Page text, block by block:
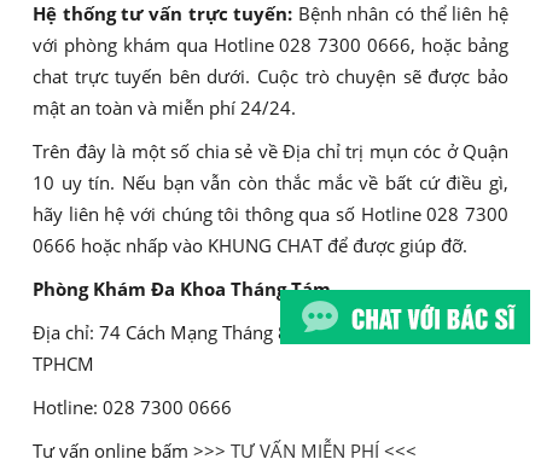
Hệ thống tư vấn trực tuyến: Bệnh nhân có thể liên hệ
với phòng khám qua Hotline 028 7300 0666, hoặc bảng
chat trực tuyến bên dưới. Cuộc trò chuyện sẽ được bảo
mật an toàn và miễn phí 24/24.
Trên đây là một số chia sẻ về Địa chỉ trị mụn cóc ở Quận
10 uy tín. Nếu bạn vẫn còn thắc mắc về bất cứ điều gì,
hãy liên hệ với chúng tôi thông qua số Hotline 028 7300
0666 hoặc nhấp vào KHUNG CHAT để được giúp đỡ.
Phòng Khám Đa Khoa Tháng Tám
Địa chỉ: 74 Cách Mạng Tháng 8, Phường 6, Quận 3,
TPHCM
Hotline: 028 7300 0666
Tư vấn online bấm >>> TƯ VẤN MIỄN PHÍ <<<